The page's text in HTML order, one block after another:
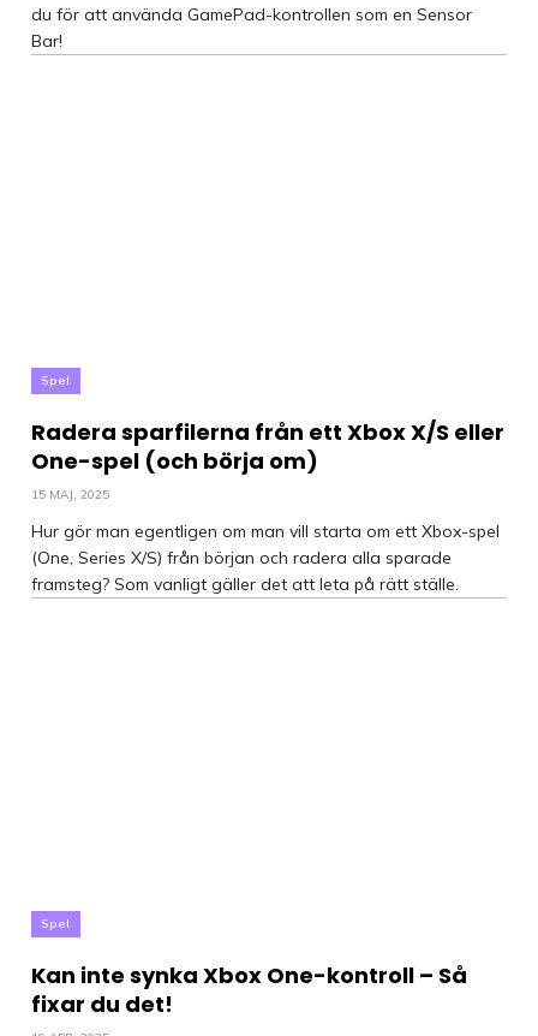
du för att använda GamePad-kontrollen som en Sensor
Bar!
Spel
Radera sparfilerna från ett Xbox X/S eller
One-spel (och börja om)
15 MAJ, 2025
Hur gör man egentligen om man vill starta om ett Xbox-spel
(One, Series X/S) från början och radera alla sparade
framsteg? Som vanligt gäller det att leta på rätt ställe.
Spel
Kan inte synka Xbox One-kontroll – Så
fixar du det!